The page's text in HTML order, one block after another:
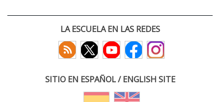
LA ESCUELA EN LAS REDES
SITIO EN ESPAÑOL / ENGLISH SITE